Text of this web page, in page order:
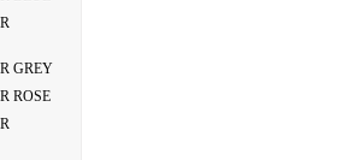
GREY
ROSE